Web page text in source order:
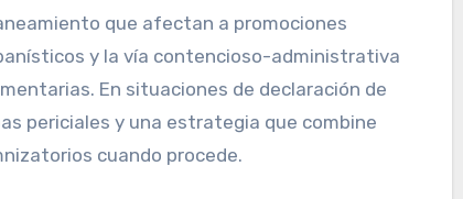
que afectan a promociones
y la vía contencioso-administrativa
En situaciones de declaración de
periciales y una estrategia que combine
cuando procede.